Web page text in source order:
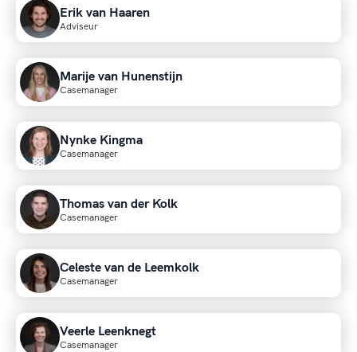
Erik van Haaren
Adviseur
Marije van Hunenstijn
Casemanager
Nynke Kingma
Casemanager
Thomas van der Kolk
Casemanager
Celeste van de Leemkolk
Casemanager
Veerle Leenknegt
Casemanager